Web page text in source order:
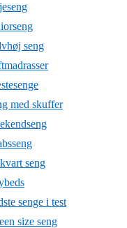
seng
med skuffer
seng
senge i test
size seng